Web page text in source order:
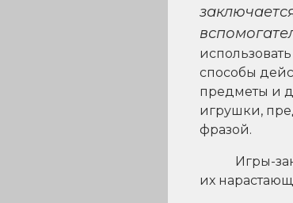
способы
предметы и
игрушки,
фразой.
Игры-
их